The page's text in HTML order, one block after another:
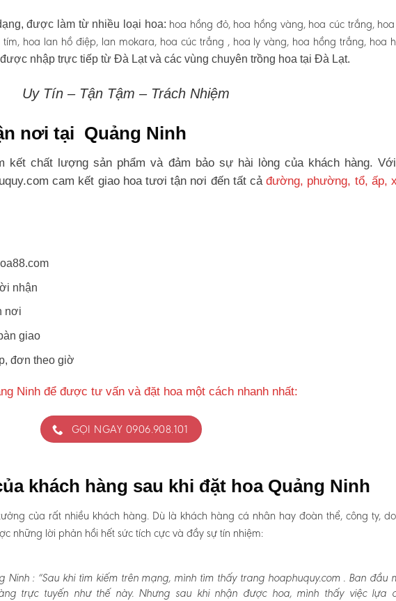
được làm từ nhiều loại hoa: hoa hồng đỏ, hoa hồng vàng, hoa cúc trắng,
hoa lan hồ điệp, lan mokara, hoa cúc trắng , hoa ly vàng, hoa hồng trắng, hoa
nhập trực tiếp từ Đà Lạt và các vùng chuyên trồng hoa tại Đà Lạt.
Uy Tín – Tận Tậm – Trách Nhiệm
nơi tại Quảng Ninh
kết chất lượng sản phẩm và đảm bảo sự hài lòng của khách hàng.
cam kết giao hoa tươi tận nơi đến tất cảđường, phường, tổ, ấp,
nhận
nơi
giao
đơn theo giờ
Ninh để được tư vấn và đặt hoa một cách nhanh nhất:
GỌI NGAY 0906.908.101
khách hàng sau khi đặt hoa Quảng Ninh
của rất nhiều khách hàng. Dù là khách hàng cá nhân hay đoàn thể, công ty,
những lời phản hồi hết sức tích cực và đầy sự tín nhiệm:
Ninh :“Sau khi tìm kiếm trên mạng, mình tìm thấy trang hoaphuquy.com . Ban đầu
trực tuyến như thế này. Nhưng sau khi nhận được hoa, mình thấy việc lựa